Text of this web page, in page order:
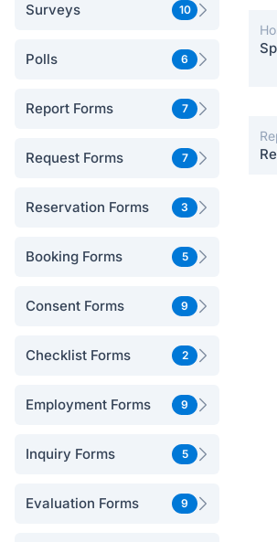
Surveys 10
Polls 6
Report Forms 7
Request Forms 7
Reservation Forms 3
Booking Forms 5
Consent Forms 9
Checklist Forms 2
Employment Forms 9
Inquiry Forms 5
Evaluation Forms 9